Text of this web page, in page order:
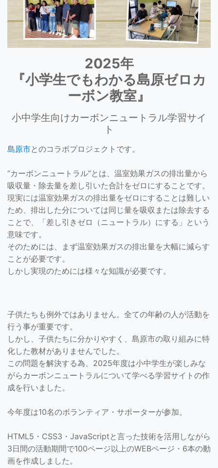
2025年
『小学生でもわかる島原ゼロカ
ーボン教室』
小中学生向けカーボンニュートラル学習サイ
ト
島原市とのコラボプロジェクトです。
“カーボンニュートラル”とは、温室効果ガスの排出量から
吸収量・除去量を差し引いた合計をゼロにすることです。
現実には温室効果ガスの排出量をゼロにすることは難しい
ため、排出した分については同じ量を吸収または除去する
ことで、「差し引きゼロ（ニュートラル）にする」という
意味です。
そのためには、まず温室効果ガスの排出量を大幅に減らす
ことが必要です。
しかし実現のためには様々な知識が必要です。
子供たちも例外ではありません。全ての年齢の人が活動を
行う事が重要です。
しかし、子供たちに分かりやすく、島原市の取り組みに特
化した教材がありませんでした。
この問題を解決する為、2025年度は小中学生が楽しみな
がらカーボンニュートラルについて学べる学習サイトの作
成を行いました。
今年度は10名のボランティア・サポーターが参加。
HTML5・CSS3・JavaScriptと言った技術を活用しながら
3日間の活動期間で100ページ以上のWEBページ・6本の動
画を作成しました。